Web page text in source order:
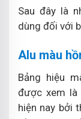
Sau đây là
dùng đối với
Alu màu
Bảng hiệu
được xem là
hiện nay bởi